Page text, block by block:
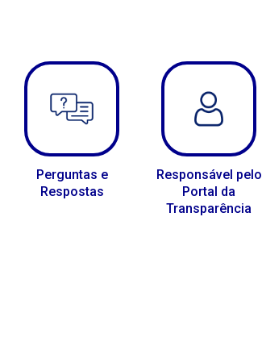
Perguntas e
Respostas
Responsável pelo
Portal da
Transparência